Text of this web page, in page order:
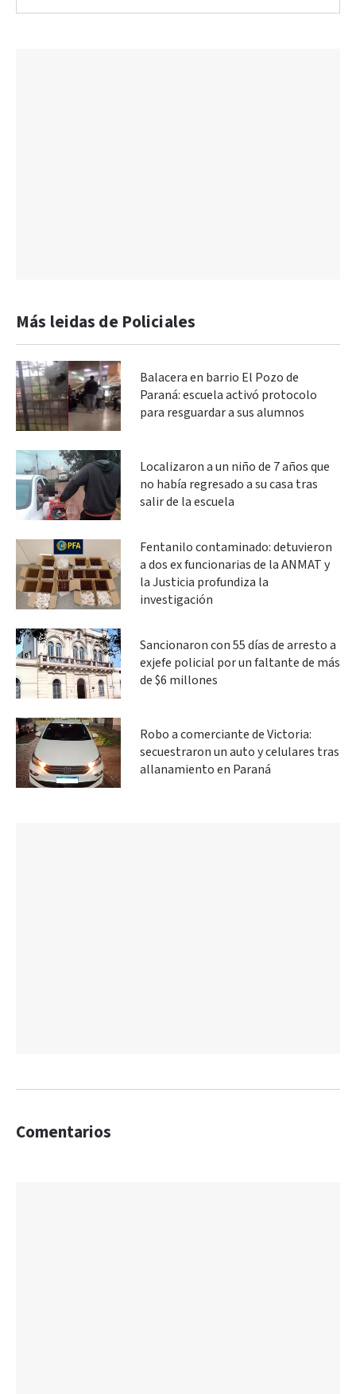
Más leidas de Policiales
Balacera en barrio El Pozo de
Paraná: escuela activó protocolo
para resguardar a sus alumnos
Localizaron a un niño de 7 años que
no había regresado a su casa tras
salir de la escuela
Fentanilo contaminado: detuvieron
a dos ex funcionarias de la ANMAT y
la Justicia profundiza la
investigación
Sancionaron con 55 días de arresto a
exjefe policial por un faltante de más
de $6 millones
Robo a comerciante de Victoria:
secuestraron un auto y celulares tras
allanamiento en Paraná
Comentarios